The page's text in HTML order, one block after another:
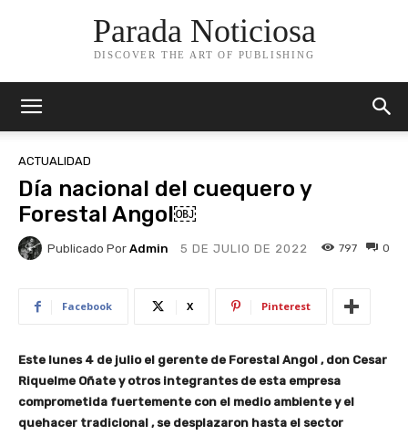
Parada Noticiosa
DISCOVER THE ART OF PUBLISHING
ACTUALIDAD
Día nacional del cuequero y
Forestal Angol￼
Publicado Por Admin 5 DE JULIO DE 2022 0
797
Facebook X Pinterest
Este lunes 4 de julio el gerente de Forestal Angol , don Cesar
Riquelme Oñate y otros integrantes de esta empresa
comprometida fuertemente con el medio ambiente y el
quehacer tradicional , se desplazaron hasta el sector